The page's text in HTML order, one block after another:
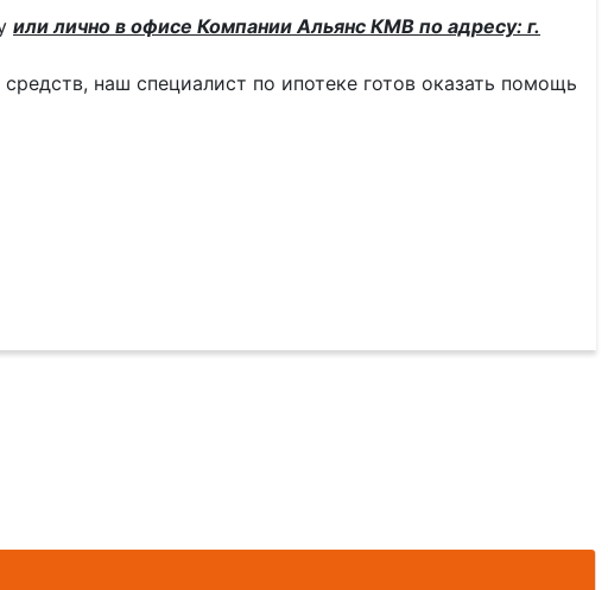
или лично в офисе Компании Альянс КМВ по адресу: г.
наш специалист по ипотеке готов оказать помощь